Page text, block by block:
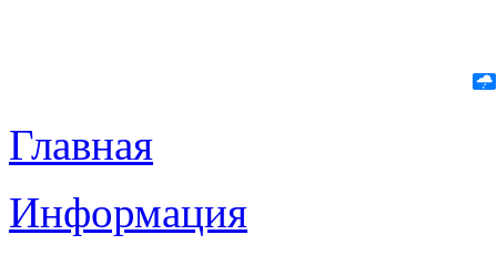
Главная
Информация